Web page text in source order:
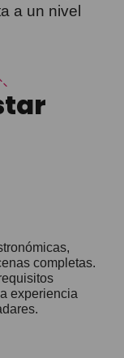
a un nivel
completas.
experiencia